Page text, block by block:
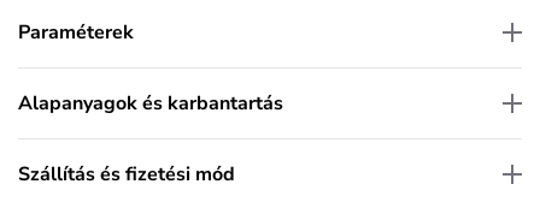
Paraméterek
Alapanyagok és karbantartás
Szállítás és fizetési mód